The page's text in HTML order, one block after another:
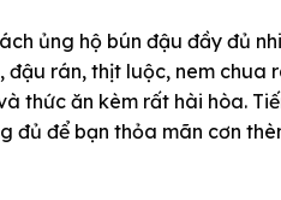
ủng hộ bún đậu đầy đủ
đậu rán, thịt luộc, nem chua
thức ăn kèm rất hài hòa.
đủ để bạn thỏa mãn cơn